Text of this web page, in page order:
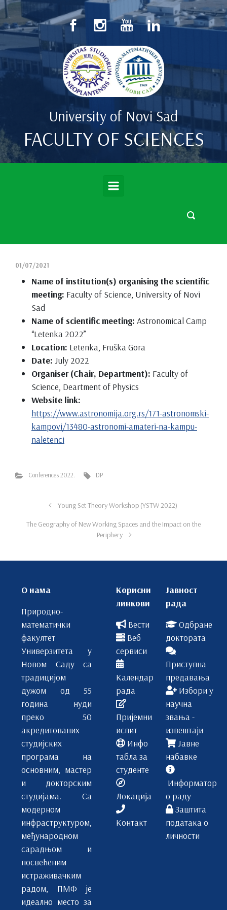
Skip to main content
University of Novi Sad
FACULTY OF SCIENCES
01/07/2021
Name of institution(s) organising the scientific
meeting: Faculty of Science, University of Novi
Sad
Name of scientific meeting: Astronomical Camp
“Letenka 2022”
Location: Letenka, Fruška Gora
Date: July 2022
Organiser (Chair, Department): Faculty of
Science, Deartment of Physics
Website link:
https://www.astronomija.org.rs/171-astronomski-
kampovi/13480-astronomi-amateri-na-kampu-
naletenci
Conferences 2022. DP
Young Set Theory Workshop (YSTW 2022)
The Geography of New Working Spaces and the Impact on the
Periphery
О нама
Природно-
математички
факултет
Универзитета у
Новом Саду са
традицијом
дужом од 55
година нуди
преко 50
акредитованих
студијских
програма на
основним, мастер
и докторским
студијама. Са
модерном
инфраструктуром,
међународном
сарадњом и
посвећеним
истраживачким
радом, ПМФ је
идеално место за
Корисни
линкови
Вести
Веб
сервиси
Календар
рада
Пријемни
испит
Инфо
табла за
студенте
Локација
Контакт
Јавност
рада
Одбране
доктората
Приступна
предавања
Избори у
научна
звања -
извештаји
Јавне
набавке
Информатор
о раду
Заштита
података о
личности